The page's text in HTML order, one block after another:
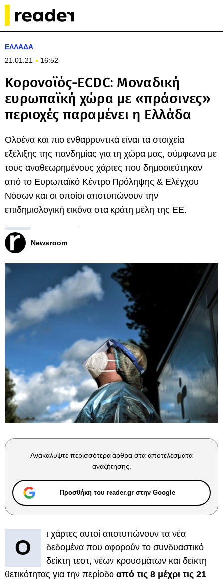
ΕΛΛΑΔΑ
21.01.21
16:52
Κορονοϊός-ECDC: Μοναδική
ευρωπαϊκή χώρα με «πράσινες»
περιοχές παραμένει η Ελλάδα
Ολοένα και πιο ενθαρρυντικά είναι τα στοιχεία
εξέλιξης της πανδημίας για τη χώρα μας, σύμφωνα με
τους αναθεωρημένους χάρτες που δημοσιεύτηκαν
από το Ευρωπαϊκό Κέντρο Πρόληψης & Ελέγχου
Νόσων και οι οποίοι αποτυπώνουν την
επιδημιολογική εικόνα στα κράτη μέλη της ΕΕ.
Newsroom
Ανακαλύψτε περισσότερα άρθρα στα αποτελέσματα
αναζήτησης.
Προσθήκη του reader.gr στην Google
Ο
ι χάρτες αυτοί αποτυπώνουν τα νέα
δεδομένα που αφορούν το συνδυαστικό
δείκτη τεστ, νέων κρουσμάτων και δείκτη
θετικότητας για την περίοδο από τις 8 μέχρι τις 21